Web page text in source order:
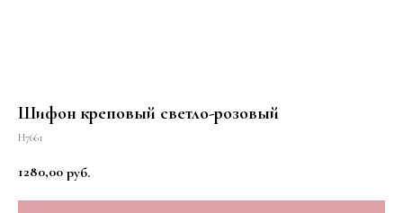
Шифон креповый светло-розовый
Н7661
1280,00 руб.